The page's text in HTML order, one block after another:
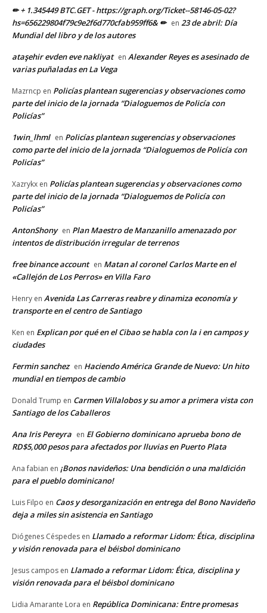
✏ + 1.345449 BTC.GET - https://graph.org/Ticket--58146-05-02?
hs=656229804f79c9e2f6d770cfab959ff6& ✏ en 23 de abril: Día
Mundial del libro y de los autores
ataşehir evden eve nakliyat en Alexander Reyes es asesinado de
varias puñaladas en La Vega
Mazrncp en Policías plantean sugerencias y observaciones como
parte del inicio de la jornada “Dialoguemos de Policía con
Policías”
1win_lhml en Policías plantean sugerencias y observaciones
como parte del inicio de la jornada “Dialoguemos de Policía con
Policías”
Xazrykx en Policías plantean sugerencias y observaciones como
parte del inicio de la jornada “Dialoguemos de Policía con
Policías”
AntonShony en Plan Maestro de Manzanillo amenazado por
intentos de distribución irregular de terrenos
free binance account en Matan al coronel Carlos Marte en el
«Callejón de Los Perros» en Villa Faro
Henry en Avenida Las Carreras reabre y dinamiza economía y
transporte en el centro de Santiago
Ken en Explican por qué en el Cibao se habla con la i en campos y
ciudades
Fermin sanchez en Haciendo América Grande de Nuevo: Un hito
mundial en tiempos de cambio
Donald Trump en Carmen Villalobos y su amor a primera vista con
Santiago de los Caballeros
Ana Iris Pereyra en El Gobierno dominicano aprueba bono de
RD$5,000 pesos para afectados por lluvias en Puerto Plata
Ana fabian en ¡Bonos navideños: Una bendición o una maldición
para el pueblo dominicano!
Luis Filpo en Caos y desorganización en entrega del Bono Navideño
deja a miles sin asistencia en Santiago
Diógenes Céspedes en Llamado a reformar Lidom: Ética, disciplina
y visión renovada para el béisbol dominicano
Jesus campos en Llamado a reformar Lidom: Ética, disciplina y
visión renovada para el béisbol dominicano
Lidia Amarante Lora en República Dominicana: Entre promesas